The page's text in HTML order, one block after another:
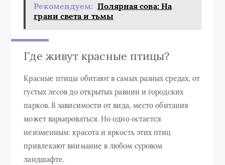
Рекомендуем: Полярная сова: На
грани света и тьмы
Где живут красные птицы?
Красные птицы обитают в самых разных средах, от
густых лесов до открытых равнин и городских
парков. В зависимости от вида, место обитания
может варьироваться. Но одно остается
неизменным: красота и яркость этих птиц
привлекают внимание в любом суровом
ландшафте.